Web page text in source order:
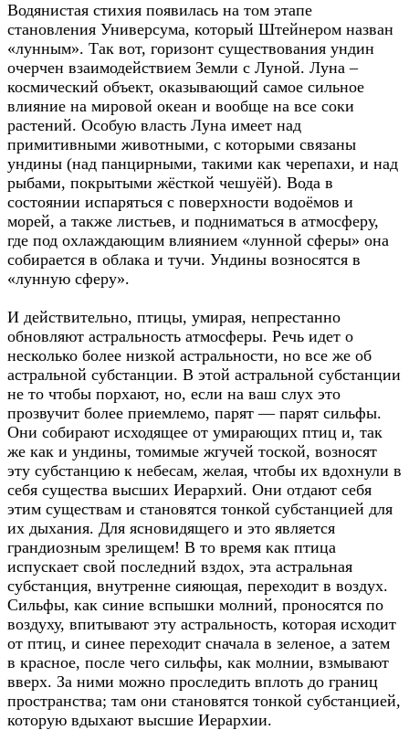
Водянистая стихия появилась на том этапе
становления Универсума, который Штейнером назван
«лунным». Так вот, горизонт существования ундин
очерчен взаимодействием Земли с Луной. Луна –
космический объект, оказывающий самое сильное
влияние на мировой океан и вообще на все соки
растений. Особую власть Луна имеет над
примитивными животными, с которыми связаны
ундины (над панцирными, такими как черепахи, и над
рыбами, покрытыми жёсткой чешуёй). Вода в
состоянии испаряться с поверхности водоёмов и
морей, а также листьев, и подниматься в атмосферу,
где под охлаждающим влиянием «лунной сферы» она
собирается в облака и тучи. Ундины возносятся в
«лунную сферу».
И действительно, птицы, умирая, непрестанно
обновляют астральность атмосферы. Речь идет о
несколько более низкой астральности, но все же об
астральной субстанции. В этой астральной субстанции
не то чтобы порхают, но, если на ваш слух это
прозвучит более приемлемо, парят — парят сильфы.
Они собирают исходящее от умирающих птиц и, так
же как и ундины, томимые жгучей тоской, возносят
эту субстанцию к небесам, желая, чтобы их вдохнули в
себя существа высших Иерархий. Они отдают себя
этим существам и становятся тонкой субстанцией для
их дыхания. Для ясновидящего и это является
грандиозным зрелищем! В то время как птица
испускает свой последний вздох, эта астральная
субстанция, внутренне сияющая, переходит в воздух.
Сильфы, как синие вспышки молний, проносятся по
воздуху, впитывают эту астральность, которая исходит
от птиц, и синее переходит сначала в зеленое, а затем
в красное, после чего сильфы, как молнии, взмывают
вверх. За ними можно проследить вплоть до границ
пространства; там они становятся тонкой субстанцией,
которую вдыхают высшие Иерархии.